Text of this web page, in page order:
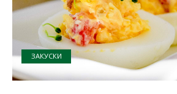
ЗАКУСКИ